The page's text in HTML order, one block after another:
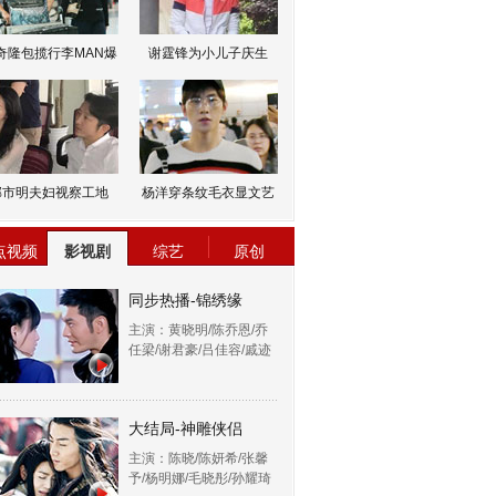
隆包揽行李MAN爆 谢霆锋为小儿子庆生
明夫妇视察工地 杨洋穿条纹毛衣显文艺
视频 影视剧 综艺 原创
同步热播-锦绣缘
主演：黄晓明/陈乔恩/乔
任梁/谢君豪/吕佳容/戚迹
大结局-神雕侠侣
主演：陈晓/陈妍希/张馨
予/杨明娜/毛晓彤/孙耀琦